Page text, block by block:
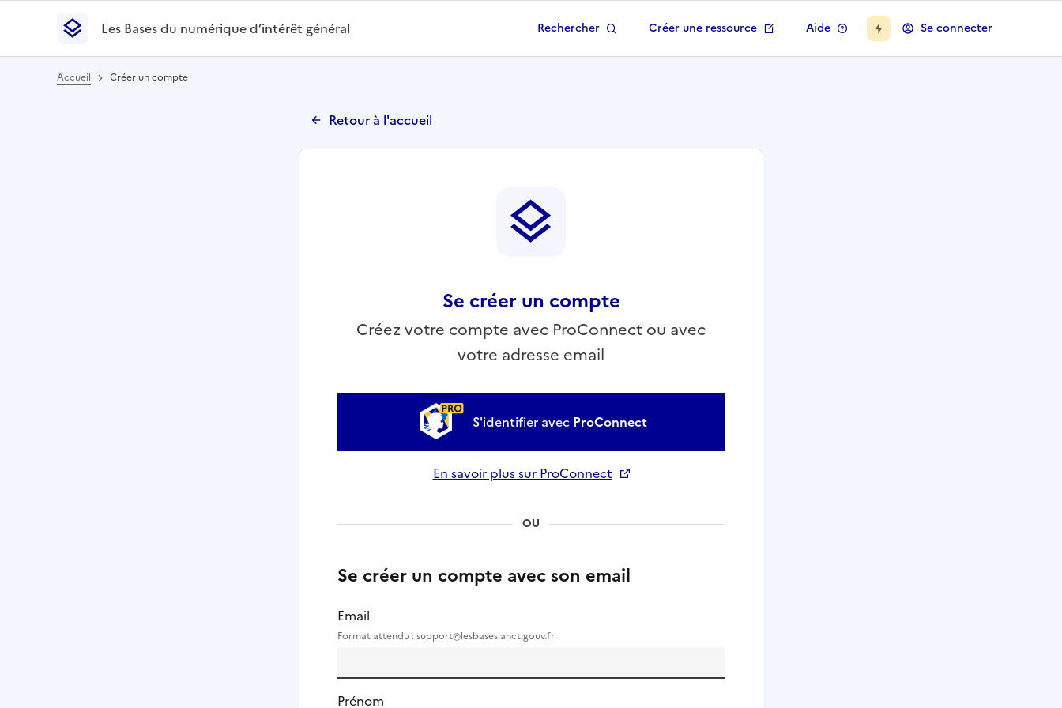
Les Bases du numérique d’intérêt général- Retour à la page d'accueil
Les Bases du numérique d’intérêt général
Rechercher Créer une ressource Aide Se connecter
Accueil Créer un compte
Retour à l'accueil
Se créer un compte
Créez votre compte avec ProConnect ou avec
votre adresse email
S'identifier avec ProConnect
En savoir plus sur ProConnect
OU
Se créer un compte avec son email
Email
Format attendu : support@lesbases.anct.gouv.fr
Prénom